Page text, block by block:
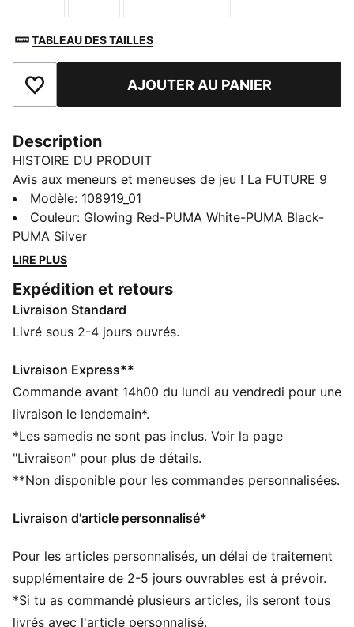
TABLEAU DES TAILLES
Ajouter aux favorisAJOUTER AU PANIER
Description
HISTOIRE DU PRODUIT
Avis aux meneurs et meneuses de jeu ! La FUTURE 9
MATCH vous invite à exprimer toute votre créativité.
L’empeigne t’offre un maintien flexible, sûr et
confortable grâce à sa matière de base douce et
légère, son col tricoté extensible et sa construction
améliorent le grip sur le ballon. La semelle extérieure
basse à multiples crampons et la semelle intermédiaire
amortie sont adaptées aux surfaces naturelles dures
déjouer les défenseurs en toute fluidité.
CARACTÉRISTIQUES + AVANTAGES
La tige de cette chaussure est composée d’au moins
FIT : empeigne en mesh doux et léger, combinée à un
col tricoté extensible et une construction mi-haute,
pour un maintien flexible, sûr et confortable
maintien parfaitement ajusté et une stabilité infaillible
meilleur contrôle du ballon, que tu dribbles les
défenseurs, passes avec précision ou vises le but.
DÉTAILS
Coupe régulière à large
Modèle: 108919_01
Couleur: Glowing Red-PUMA White-PUMA Black-
PUMA Silver
LIRE PLUS
Expédition et retours
Livraison Standard
Livré sous 2-4 jours ouvrés.
Livraison Express**
Commande avant 14h00 du lundi au vendredi pour une
livraison le lendemain*.
*Les samedis ne sont pas inclus. Voir la page
"Livraison" pour plus de détails.
**Non disponible pour les commandes personnalisées.
Livraison d'article personnalisé*
Pour les articles personnalisés, un délai de traitement
supplémentaire de 2-5 jours ouvrables est à prévoir.
*Si tu as commandé plusieurs articles, ils seront tous
livrés avec l'article personnalisé.